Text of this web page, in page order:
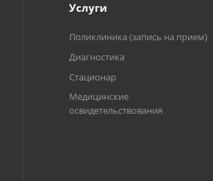
Услуги
Поликлиника (запись на прием)
Диагностика
Стационар
Медицинские
освидетельствования